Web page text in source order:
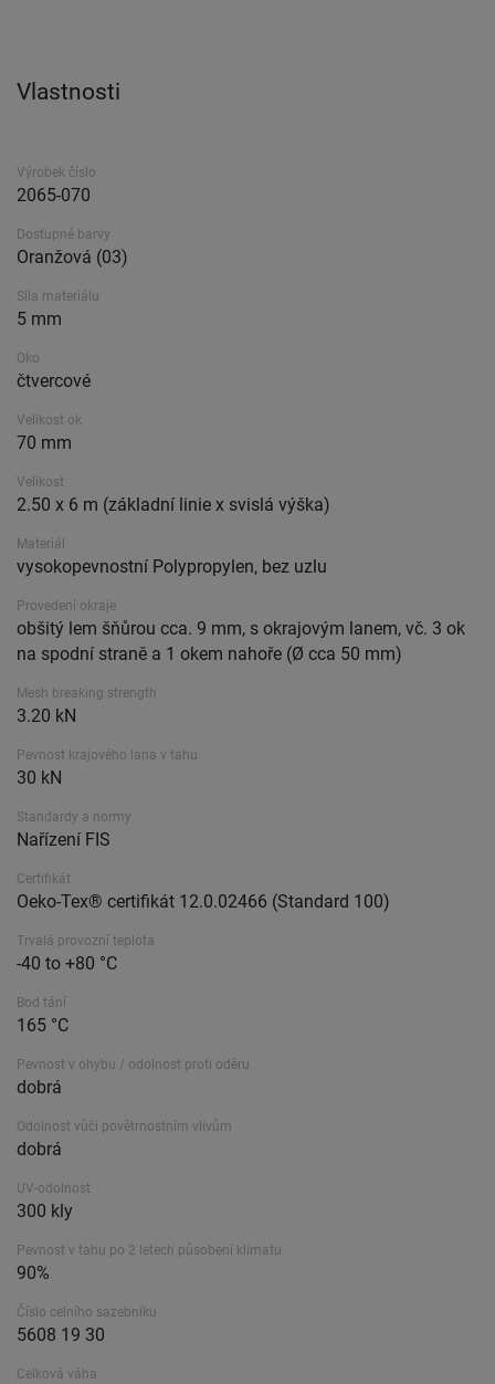
Vlastnosti
Výrobek číslo
2065-070
Dostupné barvy
Oranžová (03)
Síla materiálu
5 mm
Oko
čtvercové
Velikost ok
70 mm
Velikost
2.50 x 6 m (základní linie x svislá výška)
Materiál
vysokopevnostní Polypropylen, bez uzlu
Provedení okraje
obšitý lem šňůrou cca. 9 mm, s okrajovým lanem, vč. 3 ok
na spodní straně a 1 okem nahoře (Ø cca 50 mm)
Mesh breaking strength
3.20 kN
Pevnost krajového lana v tahu
30 kN
Standardy a normy
Nařízení FIS
Certifikát
Oeko-Tex® certifikát 12.0.02466 (Standard 100)
Trvalá provozní teplota
-40 to +80 °C
Bod tání
165 °C
Pevnost v ohybu / odolnost proti oděru
dobrá
Odolnost vůči povětrnostním vlivům
dobrá
UV-odolnost
300 kly
Pevnost v tahu po 2 letech působení klimatu
90%
Číslo celního sazebníku
5608 19 30
Celková váha